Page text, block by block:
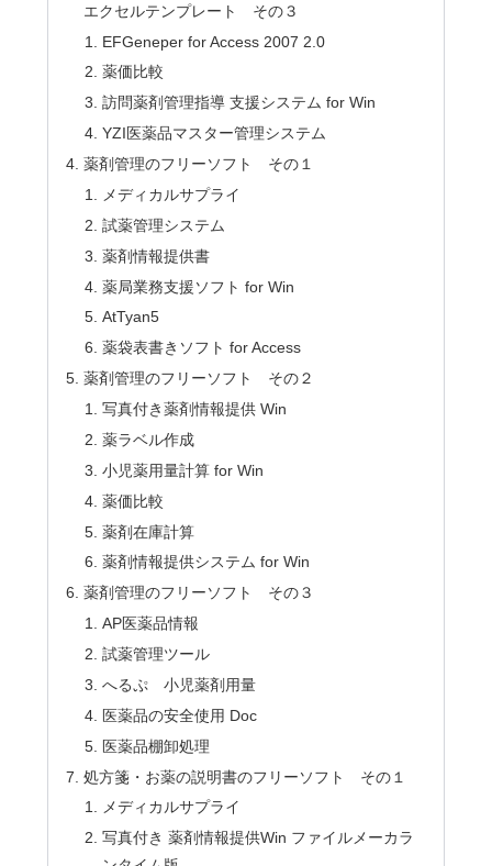
エクセルテンプレート その３
EFGeneper for Access 2007 2.0
薬価比較
訪問薬剤管理指導 支援システム for Win
YZI医薬品マスター管理システム
薬剤管理のフリーソフト その１
メディカルサプライ
試薬管理システム
薬剤情報提供書
薬局業務支援ソフト for Win
AtTyan5
薬袋表書きソフト for Access
薬剤管理のフリーソフト その２
写真付き薬剤情報提供 Win
薬ラベル作成
小児薬用量計算 for Win
薬価比較
薬剤在庫計算
薬剤情報提供システム for Win
薬剤管理のフリーソフト その３
AP医薬品情報
試薬管理ツール
へるぷ 小児薬剤用量
医薬品の安全使用 Doc
医薬品棚卸処理
処方箋・お薬の説明書のフリーソフト その１
メディカルサプライ
写真付き 薬剤情報提供Win ファイルメーカラ